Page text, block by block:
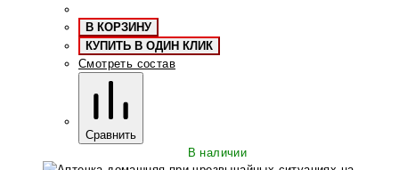
В КОРЗИНУ
КУПИТЬ В ОДИН КЛИК
Смотреть состав
Сравнить
В наличии